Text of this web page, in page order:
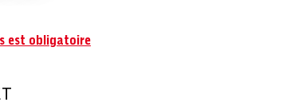
est obligatoire